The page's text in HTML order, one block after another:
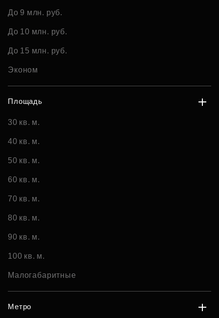
До 9 млн. руб.
До 10 млн. руб.
До 15 млн. руб.
Эконом
Площадь
30 кв. м.
40 кв. м.
50 кв. м.
60 кв. м.
70 кв. м.
80 кв. м.
90 кв. м.
100 кв. м.
Малогабаритные
Метро